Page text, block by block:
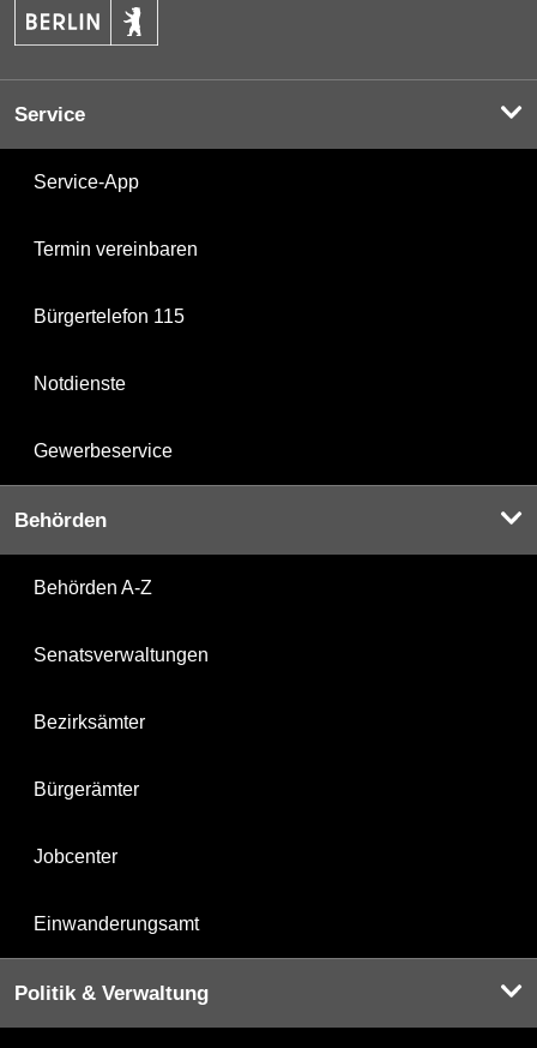
Service
Service-App
Termin vereinbaren
Bürgertelefon 115
Notdienste
Gewerbeservice
Behörden
Behörden A-Z
Senatsverwaltungen
Bezirksämter
Bürgerämter
Jobcenter
Einwanderungsamt
Politik & Verwaltung